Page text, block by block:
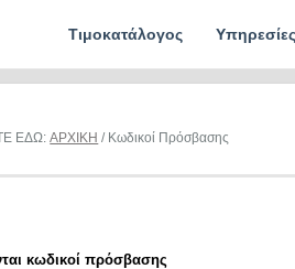
Τιμοκατάλογος Υπηρεσίες
ΕΔΩ:ΑΡΧΙΚΗ / Κωδικοί Πρόσβασης
κωδικοί πρόσβασης